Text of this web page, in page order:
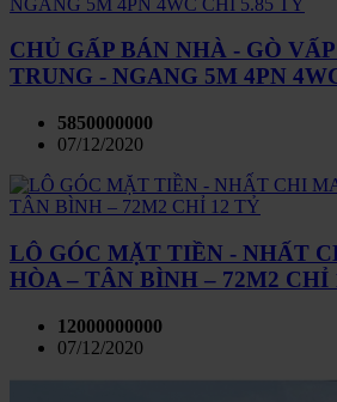
CHỦ GẤP BÁN NHÀ - GÒ
TRUNG - NGANG 5M 4PN
5850000000
07/12/2020
LÔ GÓC MẶT TIỀN - NHẤT
HÒA – TÂN BÌNH – 72M2 CHỈ
12000000000
07/12/2020